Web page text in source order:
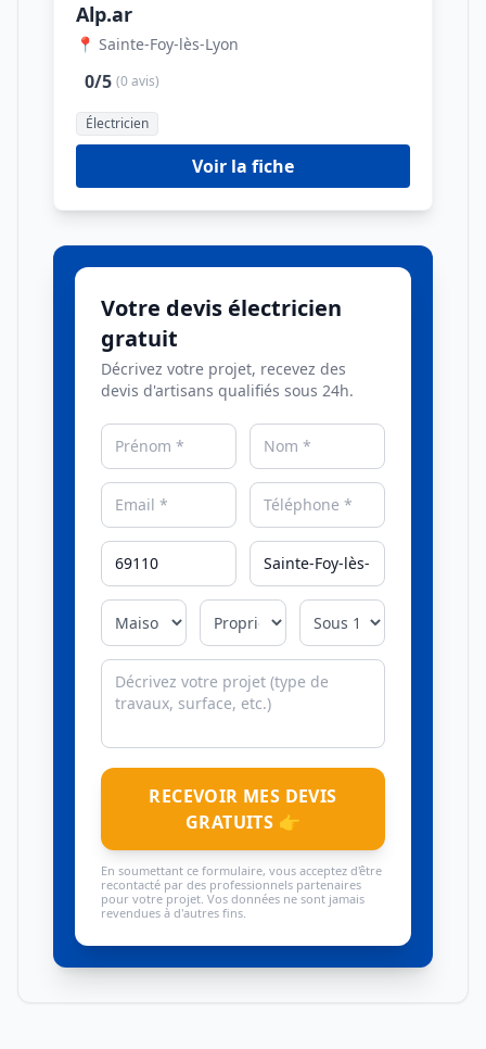
Alp.ar
📍 Sainte-Foy-lès-Lyon
0/5 (0 avis)
Électricien
Voir la fiche
Votre devis électricien
gratuit
Décrivez votre projet, recevez des
devis d'artisans qualifiés sous 24h.
RECEVOIR MES DEVIS
GRATUITS 👉
En soumettant ce formulaire, vous acceptez d'être
recontacté par des professionnels partenaires
pour votre projet. Vos données ne sont jamais
revendues à d'autres fins.